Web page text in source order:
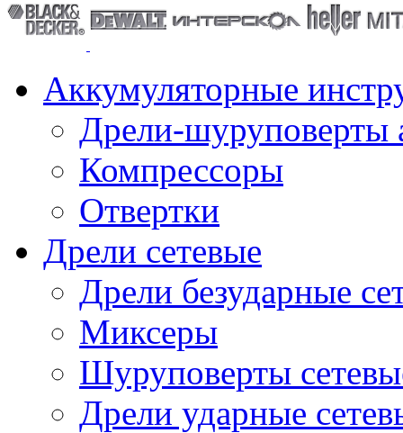
Аккумуляторные
Дрели-шуруповерты
Компрессоры
Отвертки
Дрели сетевые
Дрели безударные
Миксеры
Шуруповерты
Дрели ударные